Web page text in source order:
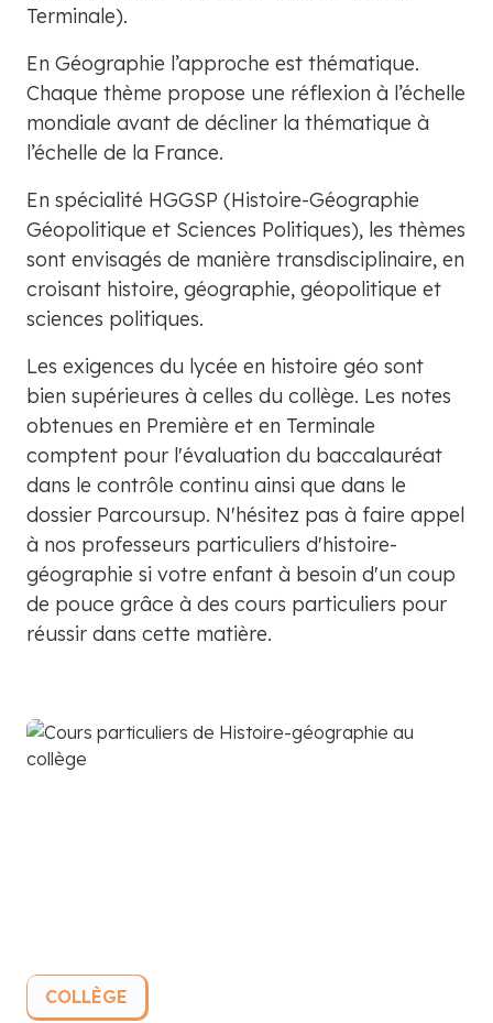
Terminale).
En Géographie l’approche est thématique.
Chaque thème propose une réflexion à l’échelle
mondiale avant de décliner la thématique à
l’échelle de la France.
En spécialité HGGSP (Histoire-Géographie
Géopolitique et Sciences Politiques), les thèmes
sont envisagés de manière transdisciplinaire, en
croisant histoire, géographie, géopolitique et
sciences politiques.
Les exigences du lycée en histoire géo sont
bien supérieures à celles du collège. Les notes
obtenues en Première et en Terminale
comptent pour l'évaluation du baccalauréat
dans le contrôle continu ainsi que dans le
dossier Parcoursup. N'hésitez pas à faire appel
à nos professeurs particuliers d'histoire-
géographie si votre enfant à besoin d'un coup
de pouce grâce à des cours particuliers pour
réussir dans cette matière.
COLLÈGE